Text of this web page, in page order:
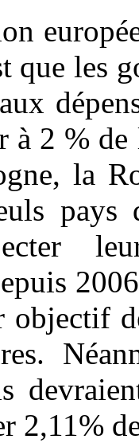
que les
à 2 %
la
pays
objectif
2,11%